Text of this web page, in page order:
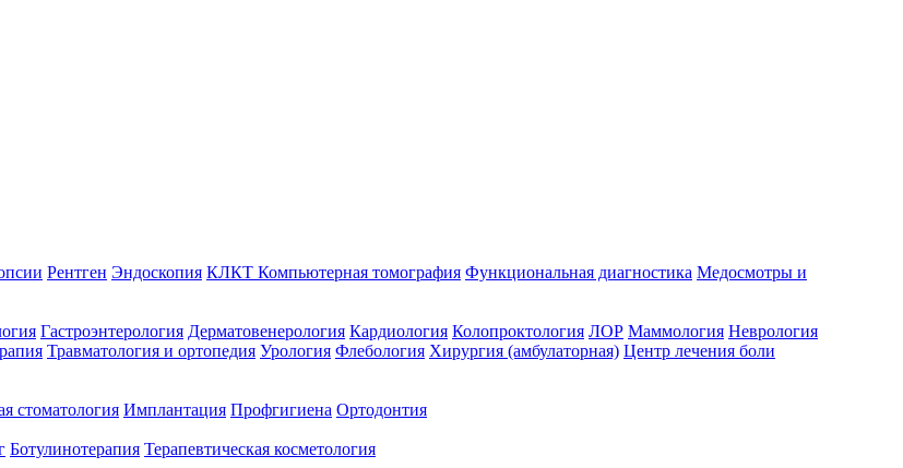
Рентген Эндоскопия КЛКТ Компьютерная томография Функциональная диагностика Медосмотры и
Гастроэнтерология Дерматовенерология Кардиология Колопроктология ЛОР Маммология Неврология
Травматология и ортопедия Урология Флебология Хирургия (амбулаторная) Центр лечения боли
стоматология Имплантация Профгигиена Ортодонтия
Ботулинотерапия Терапевтическая косметология